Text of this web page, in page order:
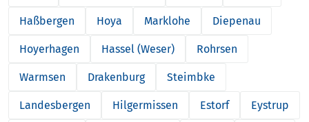
Haßbergen Hoya Marklohe Diepenau
Hoyerhagen Hassel (Weser) Rohrsen
Warmsen Drakenburg Steimbke
Landesbergen Hilgermissen Estorf Eystrup